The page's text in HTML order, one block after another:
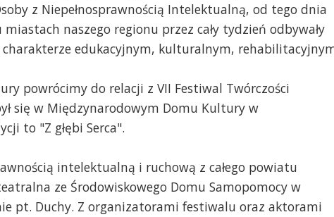
z Niepełnosprawnością Intelektualną, od tego dnia
naszego regionu przez cały tydzień odbywały
edukacyjnym, kulturalnym,
powrócimy do relacji z VII Festiwal Twórczości
się w Międzynarodowym Domu Kultury w
to "Z głębi Serca".
intelektualną i ruchową z całego powiatu
ze Środowiskowego Domu Samopomocy w
pt. Duchy. Z organizatorami festiwalu oraz aktorami